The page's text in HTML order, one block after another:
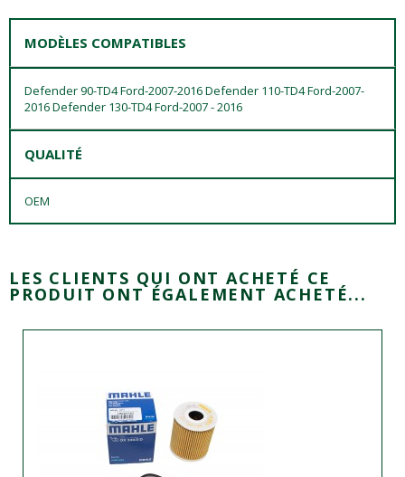
MODÈLES COMPATIBLES
Defender 90-TD4 Ford-2007-2016 Defender 110-TD4 Ford-2007-
2016 Defender 130-TD4 Ford-2007 - 2016
QUALITÉ
OEM
LES CLIENTS QUI ONT ACHETÉ CE
PRODUIT ONT ÉGALEMENT ACHETÉ...